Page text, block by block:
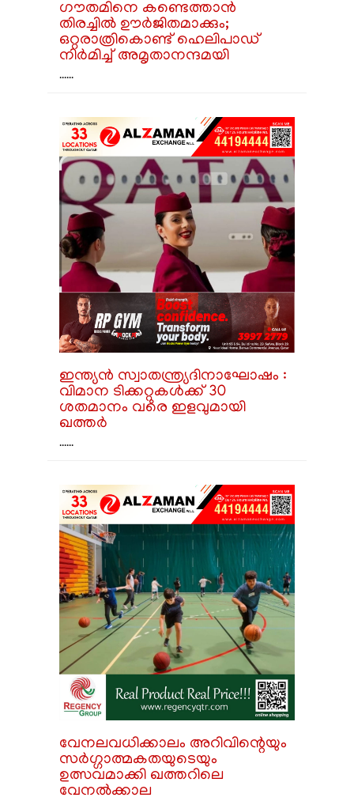
ഗൗതമിനെ കണ്ടെത്താൻ
തിരച്ചിൽ ഊർജിതമാക്കും;
ഒറ്റരാത്രികൊണ്ട് ഹെലിപാഡ്
നിർമിച്ച് അമൃതാനന്ദമയി
......
ഇന്ത്യൻ സ്വാതന്ത്ര്യദിനാഘോഷം :
വിമാന ടിക്കറ്റുകൾക്ക് 30
ശതമാനം വരെ ഇളവുമായി
ഖത്തർ
......
വേനലവധിക്കാലം അറിവിന്റെയും
സർഗ്ഗാത്മകതയുടെയും
ഉത്സവമാക്കി ഖത്തറിലെ
വേനൽക്കാല